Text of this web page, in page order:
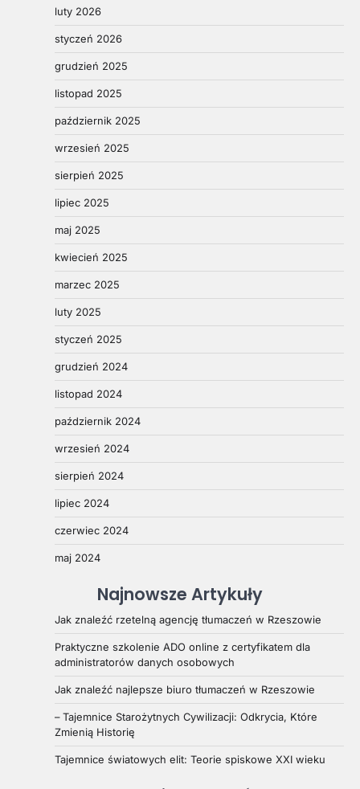
luty 2026
styczeń 2026
grudzień 2025
listopad 2025
październik 2025
wrzesień 2025
sierpień 2025
lipiec 2025
maj 2025
kwiecień 2025
marzec 2025
luty 2025
styczeń 2025
grudzień 2024
listopad 2024
październik 2024
wrzesień 2024
sierpień 2024
lipiec 2024
czerwiec 2024
maj 2024
Najnowsze Artykuły
Jak znaleźć rzetelną agencję tłumaczeń w Rzeszowie
Praktyczne szkolenie ADO online z certyfikatem dla
administratorów danych osobowych
Jak znaleźć najlepsze biuro tłumaczeń w Rzeszowie
– Tajemnice Starożytnych Cywilizacji: Odkrycia, Które
Zmienią Historię
Tajemnice światowych elit: Teorie spiskowe XXI wieku